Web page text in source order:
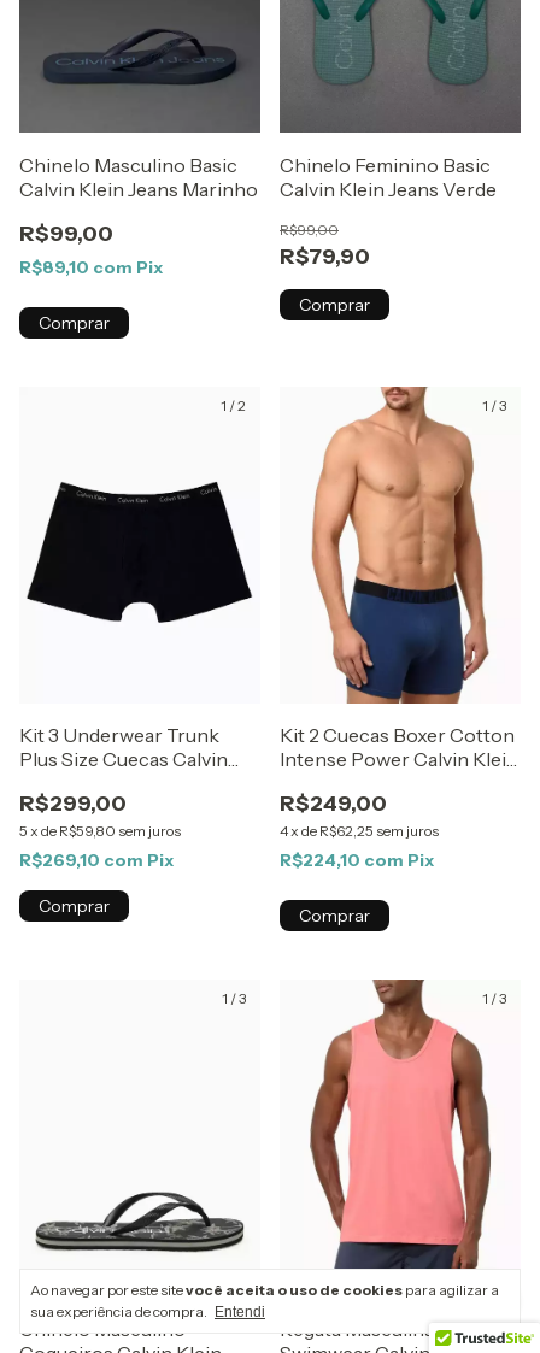
Ao navegar por este sitevocê aceita o uso de cookies para agilizar a
sua experiência de compra.
Entendi
Chinelo Masculino Basic
Calvin Klein Jeans Marinho
R$99,00
R$89,10 com Pix
Comprar
Chinelo Feminino Basic
Calvin Klein Jeans Verde
R$79,90
R$99,00
Comprar
1 /2
Kit 3 Underwear Trunk
Plus Size Cuecas Calvin
R$299,00
5 x de R$59,80 sem juros
R$269,10 com Pix
Comprar
1 /3
Kit 2 Cuecas Boxer Cotton
Intense Power Calvin Klein
R$249,00
4x de R$62,25 sem juros
R$224,10 com Pix
Comprar
1 /3
Chinelo Masculino
1 /3
Regata Masculina